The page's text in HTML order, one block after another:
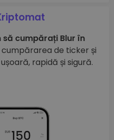
să cumpărați Blur în
cumpărarea de ticker și
rapidă și sigură.